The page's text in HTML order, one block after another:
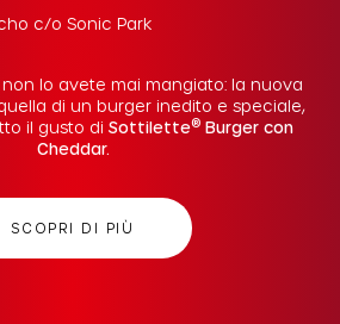
c/o Sonic Park
non lo avete mai mangiato: la nuova
di un burger inedito e speciale,
il gusto di Sottilette®Burger con
Cheddar.
SCOPRI DI PIÙ